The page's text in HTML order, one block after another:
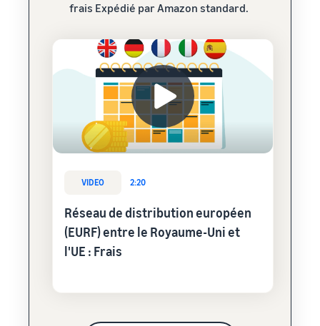
frais Expédié par Amazon standard.
VIDEO 2:20
Réseau de distribution européen
(EURF) entre le Royaume-Uni et
l'UE : Frais